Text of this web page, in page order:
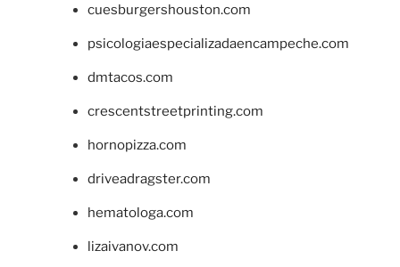
cuesburgershouston.com
psicologiaespecializadaencampeche.com
dmtacos.com
crescentstreetprinting.com
hornopizza.com
driveadragster.com
hematologa.com
lizaivanov.com